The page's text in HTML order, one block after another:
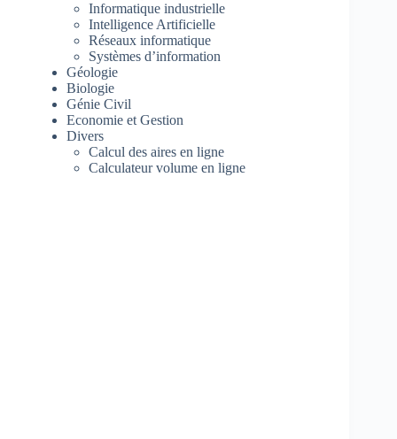
Informatique industrielle
Intelligence Artificielle
Réseaux informatique
Systèmes d’information
Géologie
Biologie
Génie Civil
Economie et Gestion
Divers
Calcul des aires en ligne
Calculateur volume en ligne